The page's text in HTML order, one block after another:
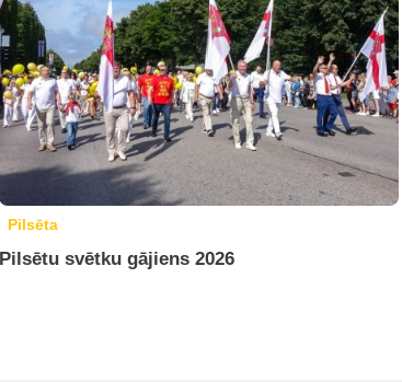
Pilsēta
Pilsētu svētku gājiens 2026